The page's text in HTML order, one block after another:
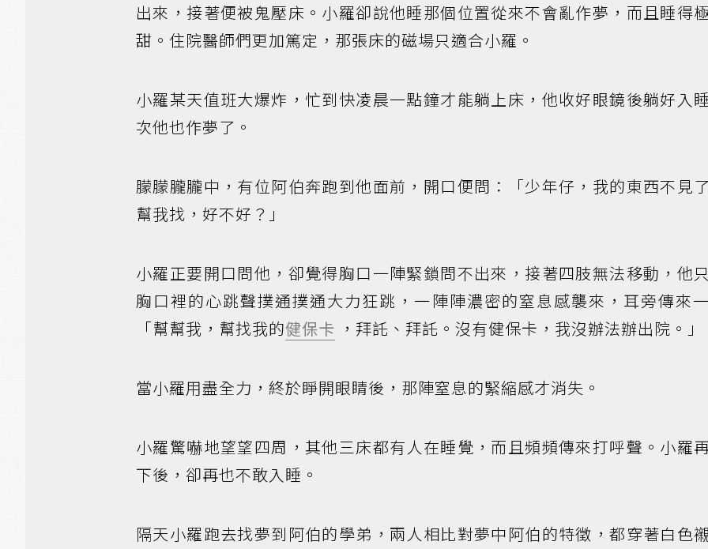
出來，接著便被鬼壓床。小羅卻說他睡那個位置從來不會亂作夢，而且睡得
甜。住院醫師們更加篤定，那張床的磁場只適合小羅。
小羅某天值班大爆炸，忙到快凌晨一點鐘才能躺上床，他收好眼鏡後躺好入
次他也作夢了。
朦朦朧朧中，有位阿伯奔跑到他面前，開口便問：「少年仔，我的東西不見
幫我找，好不好？」
小羅正要開口問他，卻覺得胸口一陣緊鎖問不出來，接著四肢無法移動，他
胸口裡的心跳聲撲通撲通大力狂跳，一陣陣濃密的窒息感襲來，耳旁傳來
「幫幫我，幫找我的健保卡 ，拜託、拜託。沒有健保卡，我沒辦法辦出院。」
當小羅用盡全力，終於睜開眼睛後，那陣窒息的緊縮感才消失。
小羅驚嚇地望望四周，其他三床都有人在睡覺，而且頻頻傳來打呼聲。小羅
下後，卻再也不敢入睡。
隔天小羅跑去找夢到阿伯的學弟，兩人相比對夢中阿伯的特徵，都穿著白色